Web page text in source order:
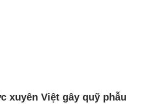
xuyên Việt gây quỹ phẫu